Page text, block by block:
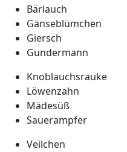
Bärlauch
Gänseblümchen
Giersch
Gundermann
Knoblauchsrauke
Löwenzahn
Mädesüß
Sauerampfer
Veilchen